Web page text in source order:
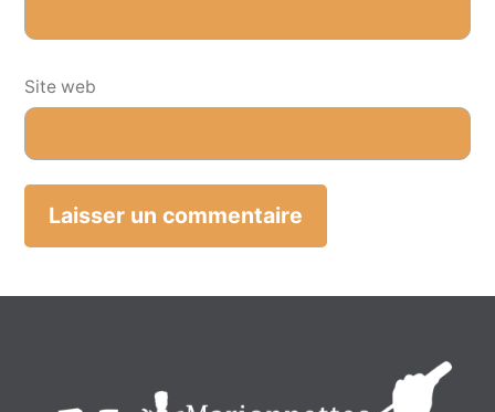
Site web